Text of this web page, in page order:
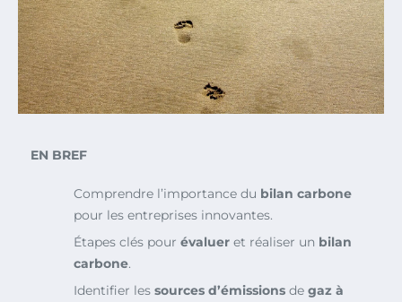
EN BREF
Comprendre l’importance du bilan carbone
pour les entreprises innovantes.
Étapes clés pour évaluer et réaliser un bilan
carbone.
Identifier les sources d’émissions de gaz à